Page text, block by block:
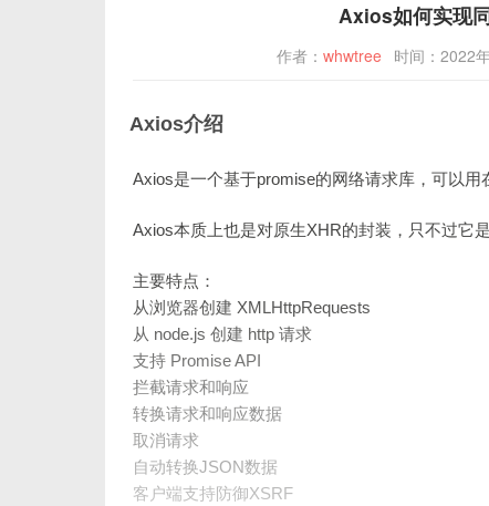
Axios如何实现
作者： whwtree 时间：2022
Axios介绍
Axios是一个基于promise的网络请求库，可以用
Axios本质上也是对原生XHR的封装，只不过它
主要特点：
从浏览器创建 XMLHttpRequests
从 node.js 创建 http 请求
支持 Promise API
拦截请求和响应
转换请求和响应数据
取消请求
自动转换JSON数据
客户端支持防御XSRF